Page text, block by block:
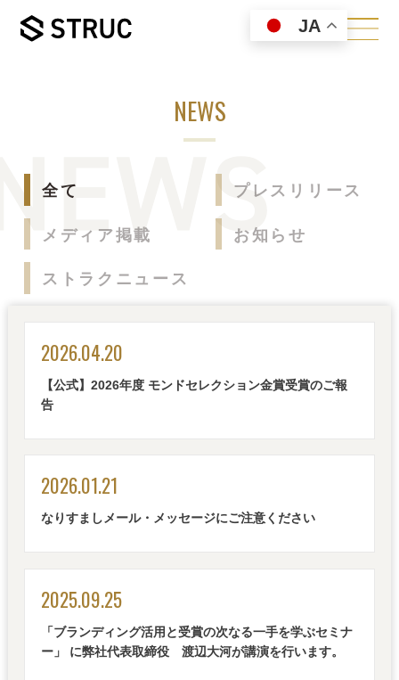
JA
NEWS
全て
プレスリリース
メディア掲載
お知らせ
ストラクニュース
2026.04.20
【公式】2026年度 モンドセレクション金賞受賞のご報
告
2026.01.21
なりすましメール・メッセージにご注意ください
2025.09.25
「ブランディング活用と受賞の次なる一手を学ぶセミナ
ー」 に弊社代表取締役 渡辺大河が講演を行います。